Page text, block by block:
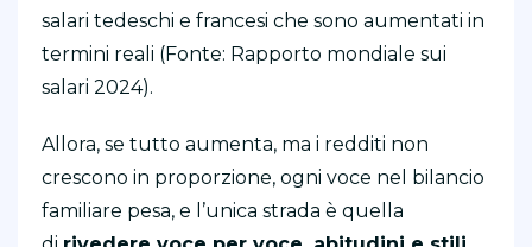
salari tedeschi e francesi che sono aumentati in
termini reali (Fonte: Rapporto mondiale sui
salari 2024).
Allora, se tutto aumenta, ma i redditi non
crescono in proporzione, ogni voce nel bilancio
familiare pesa, e l’unica strada è quella